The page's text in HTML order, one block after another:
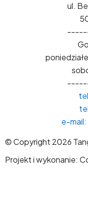
ul.
e-
© Copyright 2026
Projekt i wykonanie: